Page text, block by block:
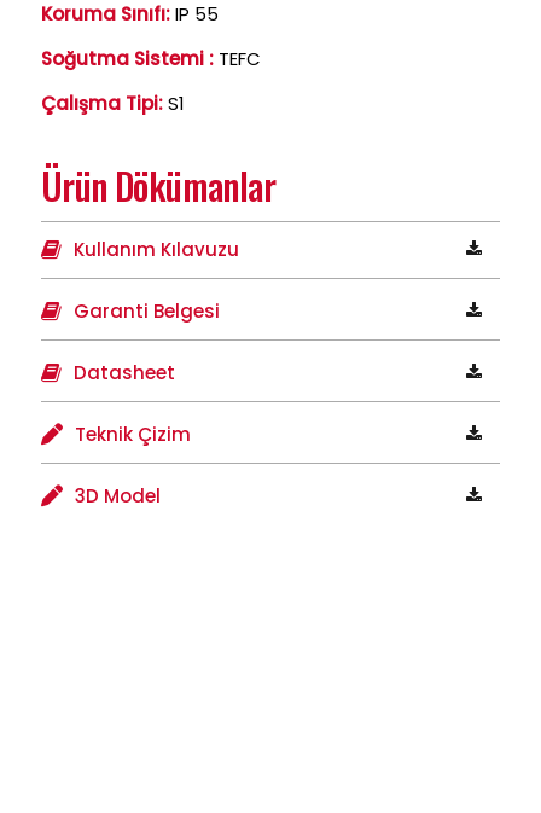
Koruma Sınıfı:IP 55
Soğutma Sistemi : TEFC
Çalışma Tipi:S1
Ürün Dökümanlar
Kullanım Kılavuzu
Garanti Belgesi
Datasheet
Teknik Çizim
3D Model